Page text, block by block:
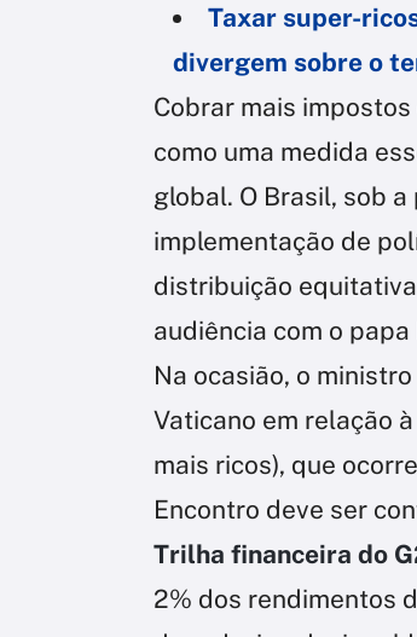
Taxar super-
divergem sobre o
Cobrar mais
como uma medida
global. O Brasil, sob
implementação de
distribuição
audiência com o
Na ocasião, o
Vaticano em relação
mais ricos), que
Encontro deve ser
Trilha financeira do
2% dos rendimentos